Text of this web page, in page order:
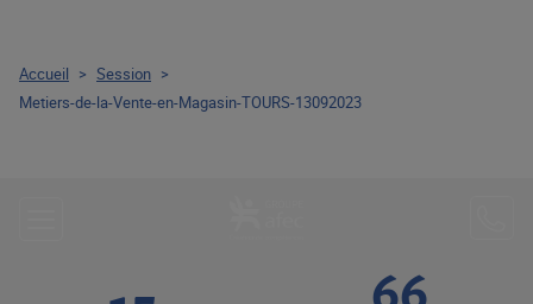
Accueil > Session >
Metiers-de-la-Vente-en-Magasin-TOURS-13092023